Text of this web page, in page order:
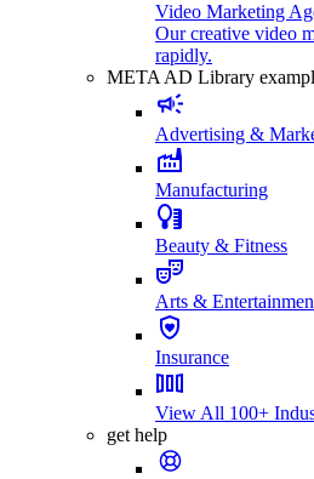
Video Marketing
Our creative video
rapidly.
META AD Library
Advertising &
Manufacturing
Beauty & Fitness
Arts &
Insurance
View All 100+
get help